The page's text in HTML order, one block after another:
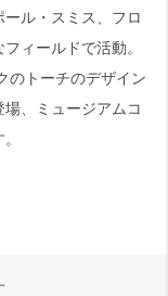
ル・スミス、フロ
ィールドで活動。
のトーチのデザイン
、ミュージアムコ